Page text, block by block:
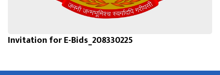
Invitation for E-Bids_208330225